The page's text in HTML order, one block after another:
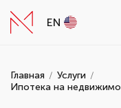
EN
Главная
Услуги
Ипотека на